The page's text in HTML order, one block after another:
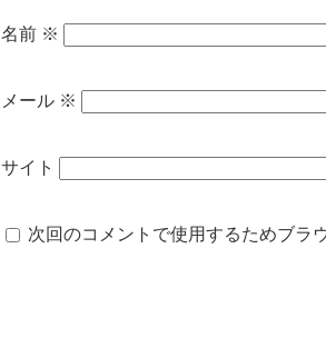
名前 ※
メール ※
サイト
次回のコメントで使用するためブラ